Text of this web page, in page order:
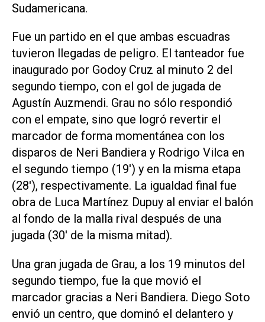
Sudamericana.
Fue un partido en el que ambas escuadras
tuvieron llegadas de peligro. El tanteador fue
inaugurado por Godoy Cruz al minuto 2 del
segundo tiempo, con el gol de jugada de
Agustín Auzmendi. Grau no sólo respondió
con el empate, sino que logró revertir el
marcador de forma momentánea con los
disparos de Neri Bandiera y Rodrigo Vilca en
el segundo tiempo (19') y en la misma etapa
(28'), respectivamente. La igualdad final fue
obra de Luca Martínez Dupuy al enviar el balón
al fondo de la malla rival después de una
jugada (30' de la misma mitad).
Una gran jugada de Grau, a los 19 minutos del
segundo tiempo, fue la que movió el
marcador gracias a Neri Bandiera. Diego Soto
envió un centro, que dominó el delantero y